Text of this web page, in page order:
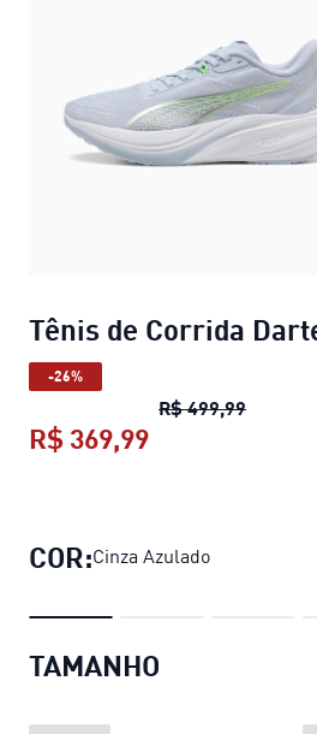
Tênis de Corrida
-26%
R$ 499,99Tênis
R$ 369,99
COR:Cinza Azulado
TAMANHO